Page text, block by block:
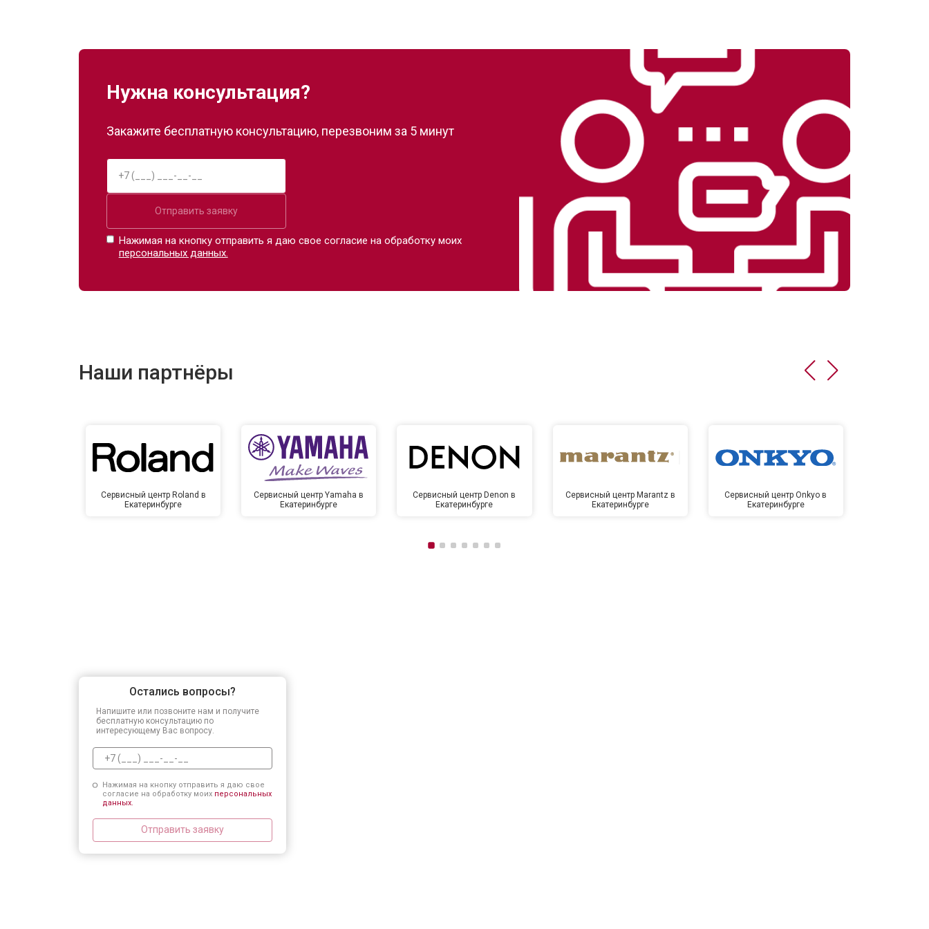
Нужна консультация?
Закажите бесплатную консультацию, перезвоним за 5 минут
Отправить заявку
Нажимая на кнопку отправить я даю свое согласие на обработку моих
персональных данных.
Наши партнёры
Сервисный центр Roland в
Екатеринбурге
Сервисный центр Yamaha в
Екатеринбурге
Сервисный центр Denon в
Екатеринбурге
Сервисный центр Marantz в
Екатеринбурге
Сервисный центр Onkyo в
Екатеринбурге
Остались вопросы?
Напишите или позвоните нам и получите
бесплатную консультацию по
интересующему Вас вопросу.
Нажимая на кнопку отправить я даю свое
согласие на обработку моих персональных
данных.
Отправить заявку